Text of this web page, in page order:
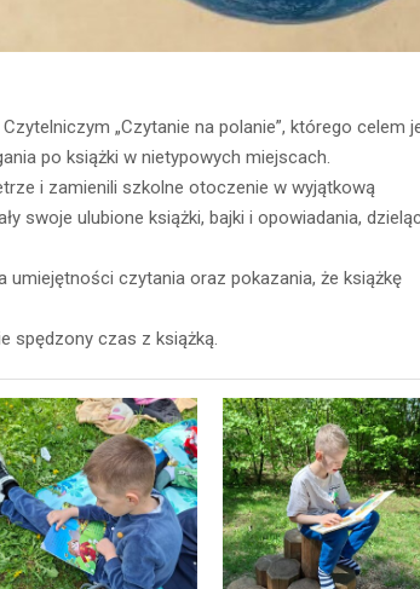
„Czytanie na polanie”, którego celem
po książki w nietypowych miejscach.
i zamienili szkolne otoczenie w wyjątkową
swoje ulubione książki, bajki i opowiadania, dzieląc
umiejętności czytania oraz pokazania, że książkę
spędzony czas z książką.